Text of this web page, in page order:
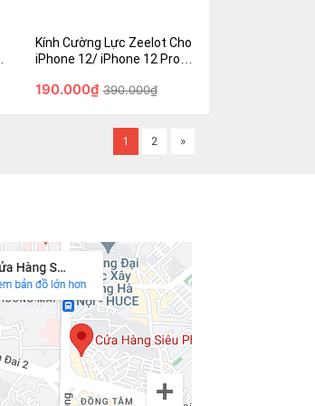
Kính Cường Lực Zeelot Cho
iPhone 12/ iPhone 12 Pro
hãng
190.000₫ 390.000₫
190.000₫
390.000₫
Giỏ hàng Mua Ngay
1 2 »